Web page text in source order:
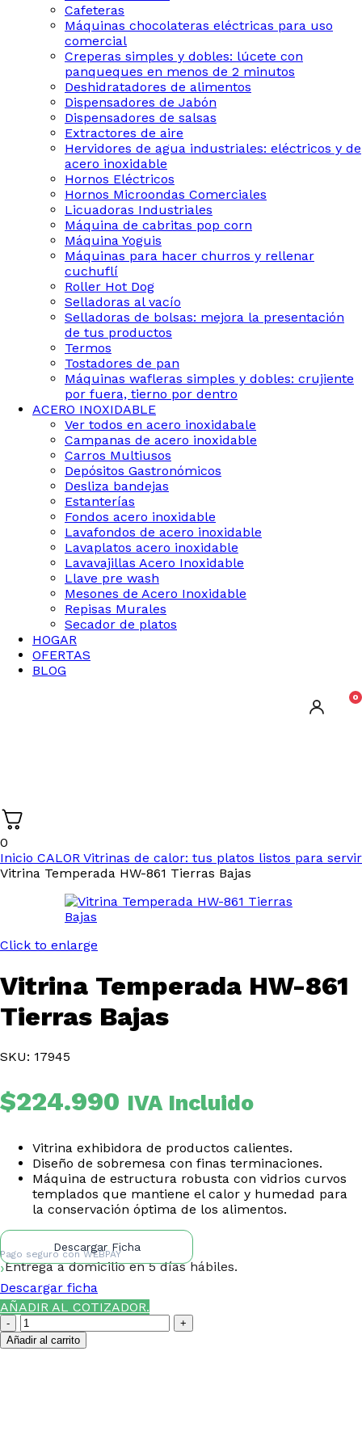
Cafeteras
Máquinas chocolateras eléctricas para uso
comercial
Creperas simples y dobles: lúcete con
panqueques en menos de 2 minutos
Deshidratadores de alimentos
Dispensadores de Jabón
Dispensadores de salsas
Extractores de aire
Hervidores de agua industriales: eléctricos y de
acero inoxidable
Hornos Eléctricos
Hornos Microondas Comerciales
Licuadoras Industriales
Máquina de cabritas pop corn
Máquina Yoguis
Máquinas para hacer churros y rellenar
cuchuflí
Roller Hot Dog
Selladoras al vacío
Selladoras de bolsas: mejora la presentación
de tus productos
Termos
Tostadores de pan
Máquinas wafleras simples y dobles: crujiente
por fuera, tierno por dentro
ACERO INOXIDABLE
Ver todos en acero inoxidabale
Campanas de acero inoxidable
Carros Multiusos
Depósitos Gastronómicos
Desliza bandejas
Estanterías
Fondos acero inoxidable
Lavafondos de acero inoxidable
Lavaplatos acero inoxidable
Lavavajillas Acero Inoxidable
Llave pre wash
Mesones de Acero Inoxidable
Repisas Murales
Secador de platos
HOGAR
OFERTAS
BLOG
0
0
Inicio CALOR Vitrinas de calor: tus platos listos para servir
Vitrina Temperada HW-861 Tierras Bajas
Click to enlarge
Vitrina Temperada HW-861
Tierras Bajas
SKU: 17945
$224.990 IVA Incluido
Vitrina exhibidora de productos calientes.
Diseño de sobremesa con finas terminaciones.
Máquina de estructura robusta con vidrios curvos
templados que mantiene el calor y humedad para
la conservación óptima de los alimentos.
Descargar Ficha
Pago seguro conWEBPAY
Entrega a domicilio en 5 días hábiles.
Descargar ficha
AÑADIR AL COTIZADOR.
Vitrina
Temperada
HW-
Añadir al carrito